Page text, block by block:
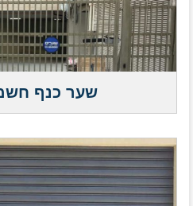
שער כנף